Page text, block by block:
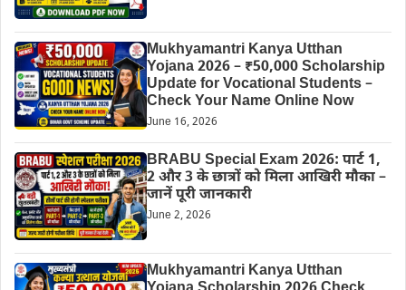
Mukhyamantri Kanya Utthan
Yojana 2026 – ₹50,000 Scholarship
Update for Vocational Students –
Check Your Name Online Now
June 16, 2026
BRABU Special Exam 2026: पार्ट 1,
2 और 3 के छात्रों को मिला आखिरी मौका –
जानें पूरी जानकारी
June 2, 2026
Mukhyamantri Kanya Utthan